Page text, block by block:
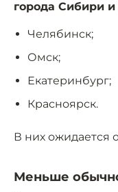
города Сибири и
Челябинск;
Омск;
Екатеринбург;
Красноярск.
В них ожидается
Меньше